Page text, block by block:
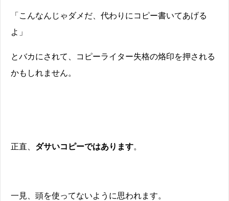
「こんなんじゃダメだ、代わりにコピー書いてあげる
よ」
とバカにされて、コピーライター失格の烙印を押される
かもしれません。
正直、 ダサいコピーではあります。
一見、頭を使ってないように思われます。